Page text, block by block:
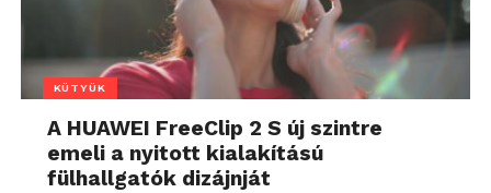
KÜTYÜK
A HUAWEI FreeClip 2 S új szintre
emeli a nyitott kialakítású
fülhallgatók dizájnját